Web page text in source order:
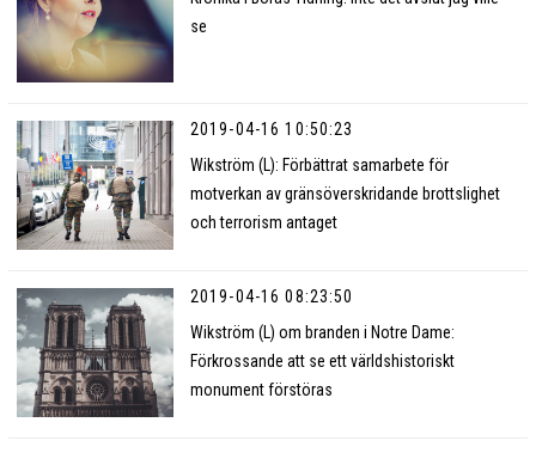
se
2019-04-16 10:50:23
Wikström (L): Förbättrat samarbete för
motverkan av gränsöverskridande brottslighet
och terrorism antaget
2019-04-16 08:23:50
Wikström (L) om branden i Notre Dame:
Förkrossande att se ett världshistoriskt
monument förstöras